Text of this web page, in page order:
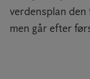
verdensplan
men går efter